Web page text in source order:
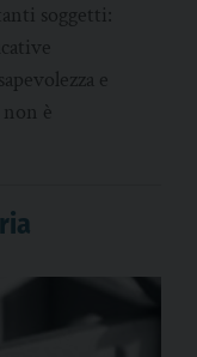
soggetti:
e
è